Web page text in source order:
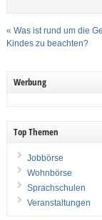
« Was ist rund um die
Kindes zu beachten?
Werbung
Top Themen
Jobbörse
Wohnbörse
Sprachschulen
Veranstaltungen